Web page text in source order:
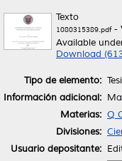
Texto
1080315389.pdf-
Available
Download
Tipo de elemento:
Información adicional:
Materias: Q
Divisiones:
Usuario depositante: